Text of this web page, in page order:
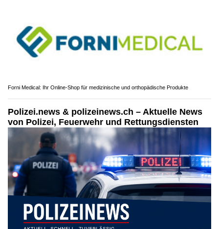
Forni Medical: Ihr Online-Shop für medizinische und orthopädische Produkte
Polizei.news & polizeinews.ch – Aktuelle News
von Polizei, Feuerwehr und Rettungsdiensten